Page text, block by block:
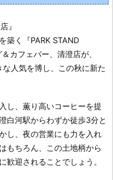
』
築く『PARK STAND
カフェバー、清澄店が、
人気を博し、この秋に新た
し、薫り高いコーヒーを提
白河駅からわずか徒歩3分と
し、夜の営業にも力を入れ
もちろん、この土地柄から
歓迎されることでしょう。